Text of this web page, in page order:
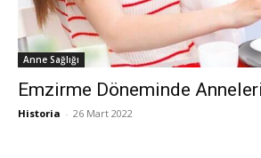
Anne Sağlığı
Emzirme Döneminde
Historia - 26 Mart 2022